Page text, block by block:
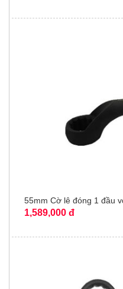
55mm Cờ lê đóng 1 đầu
1,589,000 đ